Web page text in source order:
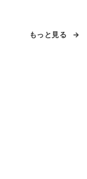
もっと見る